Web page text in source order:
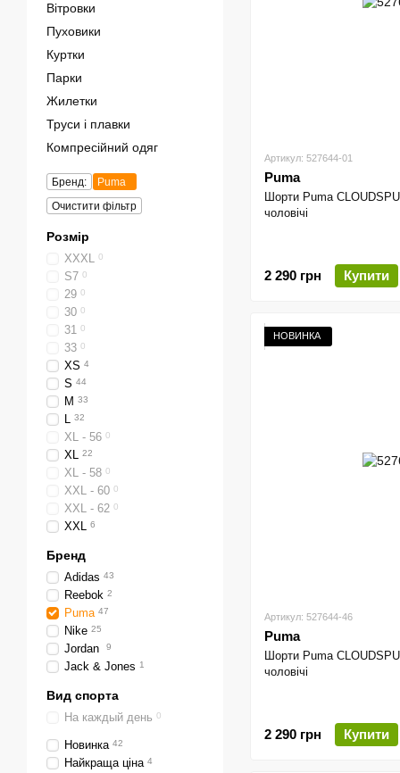
Артикул: 527644-01
Puma
Шорти Puma
чоловічі
2 290 грн Купити
НОВИНКА
Артикул: 527644-46
Puma
Шорти Puma
чоловічі
2 290 грн Купити
Вітровки
Пуховики
Куртки
Парки
Жилетки
Труси і плавки
Компресійний одяг
Бренд:
Puma
Очистити фільтр
Розмір
XXXL 0
S7 0
29 0
30 0
31 0
33 0
XS 4
S 44
M 33
L 32
XL - 56 0
XL 22
XL - 58 0
XXL - 60 0
XXL - 62 0
XXL 6
Бренд
Adidas 43
Reebok 2
Puma 47
Nike 25
Jordan 9
Jack & Jones 1
Вид спорта
На каждый день 0
Новинка 42
Найкраща ціна 4